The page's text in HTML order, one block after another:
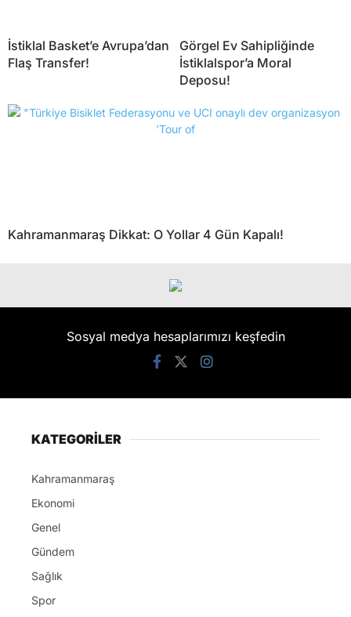
İstiklal Basket’e Avrupa’dan
Flaş Transfer!
Görgel Ev Sahipliğinde
İstiklalspor’a Moral
Deposu!
Kahramanmaraş Dikkat: O Yollar 4 Gün Kapalı!
Sosyal medya hesaplarımızı keşfedin
KATEGORİLER
Kahramanmaraş
Ekonomi
Genel
Gündem
Sağlık
Spor